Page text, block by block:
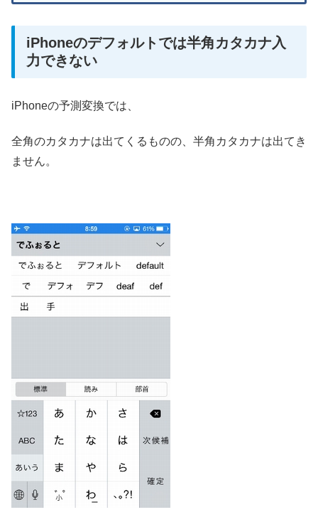
iPhoneのデフォルトでは半角カタカナ入
力できない
iPhoneの予測変換では、
全角のカタカナは出てくるものの、半角カタカナは出てき
ません。